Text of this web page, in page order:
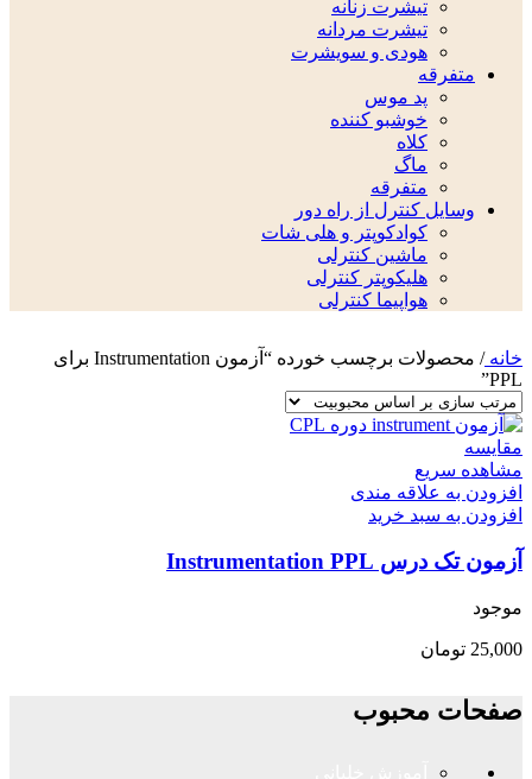
تیشرت زنانه
تیشرت مردانه
هودی و سویشرت
متفرقه
پد موس
خوشبو کننده
کلاه
ماگ
متفرقه
وسایل کنترل از راه دور
کوادکوپتر و هلی شات
ماشین کنترلی
هلیکوپتر کنترلی
هواپیما کنترلی
خانه/
محصولات برچسب خورده “آزمون Instrumentation برای
PPL”
مقایسه
مشاهده سریع
افزودن به علاقه مندی
افزودن به سبد خرید
آزمون تک درس Instrumentation PPL
موجود
25,000 تومان
صفحات محبوب